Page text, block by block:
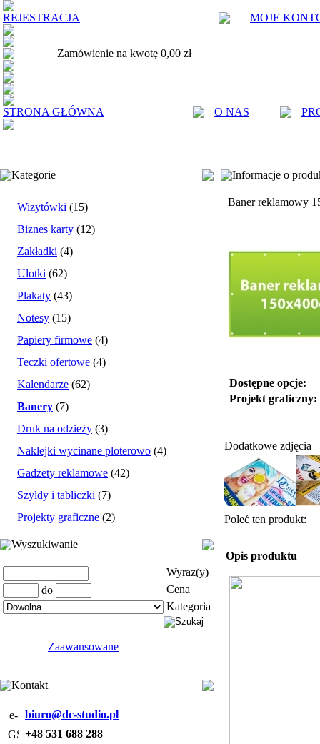
REJESTRACJA MOJE
Zamówienie na kwotę 0,00 zł
STRONA GŁÓWNA O NAS
Kategorie
Wizytówki (15)
Biznes karty (12)
Zakładki (4)
Ulotki (62)
Plakaty (43)
Notesy (15)
Papiery firmowe (4)
Teczki ofertowe (4)
Kalendarze (62)
Banery (7)
Druk na odzieży (3)
Naklejki wycinane ploterowo (4)
Gadżety reklamowe (42)
Szyldy i tabliczki (7)
Projekty graficzne (2)
Wyszukiwanie
Wyraz(y)
do
Cena
Kategoria
Zaawansowane
Kontakt
biuro@dc-studio.pl
+48 531 688 288
Informacje o
Baner reklamowy
Dostępne opcje:
Projekt graficzny:
Dodatkowe zdjęcia
Poleć ten produkt:
Opis produktu